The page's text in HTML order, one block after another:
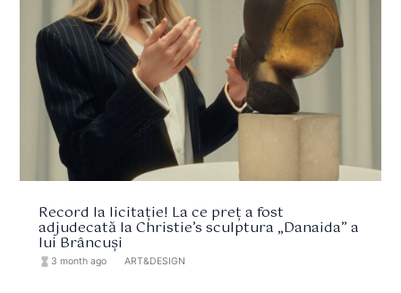
Record la licitație! La ce preț a fost
adjudecată la Christie’s sculptura „Danaida” a
lui Brâncuși
hourglass_full 3 month ago ART&DESIGN